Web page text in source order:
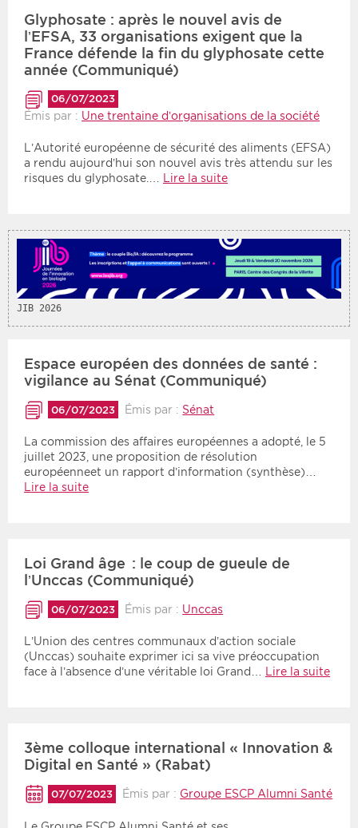
Glyphosate : après le nouvel avis de
l’EFSA, 33 organisations exigent que la
France défende la fin du glyphosate cette
année (Communiqué)
06/07/2023
Émis par : Une trentaine d’organisations de la société
L’Autorité européenne de sécurité des aliments (EFSA)
a rendu aujourd’hui son nouvel avis très attendu sur les
risques du glyphosate.…
Lire la suite
JIB 2026
Espace européen des données de santé :
vigilance au Sénat (Communiqué)
06/07/2023 Émis par : Sénat
La commission des affaires européennes a adopté, le 5
juillet 2023, une proposition de résolution
européenneet un rapport d’information (synthèse)…
Lire la suite
Loi Grand âge : le coup de gueule de
l’Unccas (Communiqué)
06/07/2023 Émis par : Unccas
L’Union des centres communaux d’action sociale
(Unccas) souhaite exprimer ici sa vive préoccupation
face à l’absence d’une véritable loi Grand… Lire la suite
3ème colloque international « Innovation &
Digital en Santé » (Rabat)
07/07/2023 Émis par : Groupe ESCP Alumni Santé